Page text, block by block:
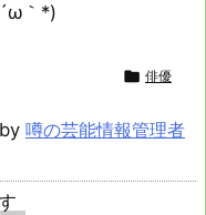
｀*)
 俳優
噂の芸能情報管理者